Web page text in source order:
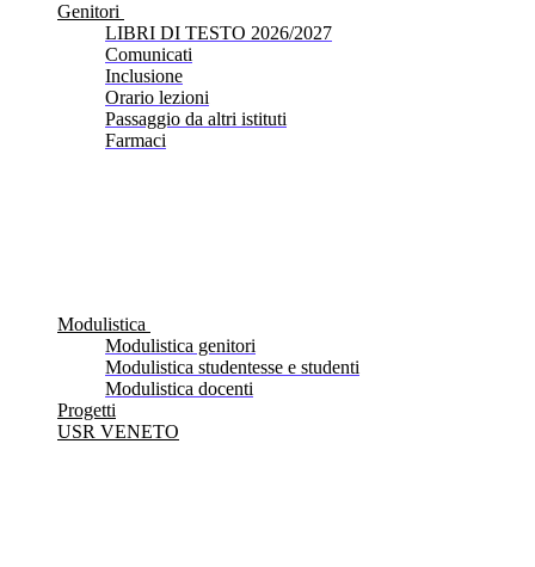
Genitori
LIBRI DI TESTO 2026/2027
Comunicati
Inclusione
Orario lezioni
Passaggio da altri istituti
Farmaci
Modulistica
Modulistica genitori
Modulistica studentesse e studenti
Modulistica docenti
Progetti
USR VENETO